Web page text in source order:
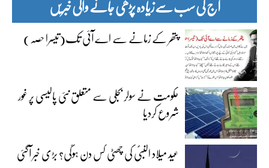
آج کی سب سے زیادہ پڑھی جانے والی خبریں
پتھر کے زمانے سے اے آئی تک(تیسرا حصہ)
حکومت نے سولر بجلی سے متعلق نئی پالیسی پر غور
شروع کردیا
عید میلاد النبیؐ کی چھٹی کس دن ہوگی؟ بڑی خبر آگئی